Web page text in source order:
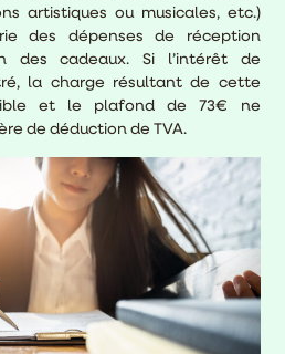
artistiques ou musicales, etc.)
des dépenses de réception
des cadeaux. Si l’intérêt de
la charge résultant de cette
et le plafond de 73€ ne
de déduction de TVA.